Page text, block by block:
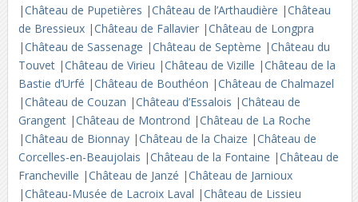
|Château de Pupetières |Château de l’Arthaudière |Château
de Bressieux |Château de Fallavier |Château de Longpra
|Château de Sassenage |Château de Septème |Château du
Touvet |Château de Virieu |Château de Vizille |Château de la
Bastie d’Urfé |Château de Bouthéon |Château de Chalmazel
|Château de Couzan |Château d’Essalois |Château de
Grangent |Château de Montrond |Château de La Roche
|Château de Bionnay |Château de la Chaize |Château de
Corcelles-en-Beaujolais |Château de la Fontaine |Château de
Francheville |Château de Janzé |Château de Jarnioux
|Château-Musée de Lacroix Laval |Château de Lissieu